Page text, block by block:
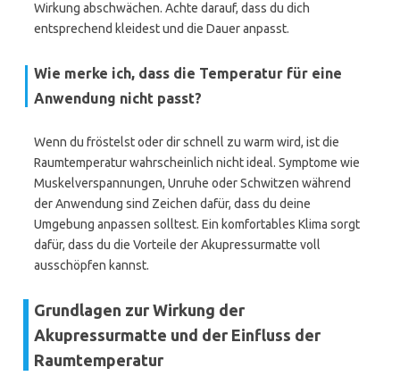
Wirkung abschwächen. Achte darauf, dass du dich
entsprechend kleidest und die Dauer anpasst.
Wie merke ich, dass die Temperatur für eine
Anwendung nicht passt?
Wenn du fröstelst oder dir schnell zu warm wird, ist die
Raumtemperatur wahrscheinlich nicht ideal. Symptome wie
Muskelverspannungen, Unruhe oder Schwitzen während
der Anwendung sind Zeichen dafür, dass du deine
Umgebung anpassen solltest. Ein komfortables Klima sorgt
dafür, dass du die Vorteile der Akupressurmatte voll
ausschöpfen kannst.
Grundlagen zur Wirkung der
Akupressurmatte und der Einfluss der
Raumtemperatur